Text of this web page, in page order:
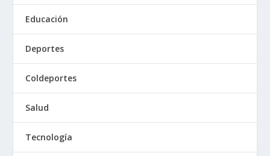
Educación
Deportes
Coldeportes
Salud
Tecnología